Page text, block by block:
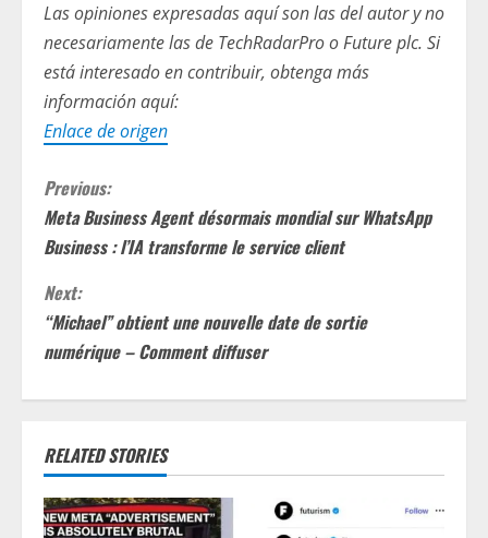
Las opiniones expresadas aquí son las del autor y no
necesariamente las de TechRadarPro o Future plc. Si
está interesado en contribuir, obtenga más
información aquí:
Enlace de origen
C
o
n
t
u
e
Previous:
Meta Business Agent désormais mondial sur WhatsApp
Business : l’IA transforme le service client
Next:
“Michael” obtient une nouvelle date de sortie
numérique – Comment diffuser
RELATED STORIES